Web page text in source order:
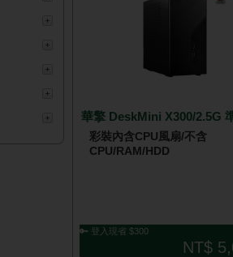
華擎 DeskMini X300/2.5G
彩裝內含CPU風扇/不含
CPU/RAM/HDD
🔑 登入現省 $300
NT$